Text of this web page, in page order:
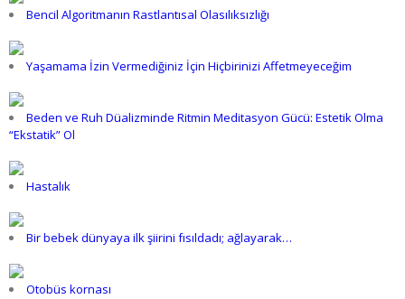
Bencil Algoritmanın Rastlantısal Olasılıksızlığı
Yaşamama İzin Vermediğiniz İçin Hiçbirinizi Affetmeyeceğim
Beden ve Ruh Düalizminde Ritmin Meditasyon Gücü: Estetik Olma
“Ekstatik” Ol
Hastalık
Bir bebek dünyaya ilk şiirini fısıldadı; ağlayarak…
Otobüs kornası